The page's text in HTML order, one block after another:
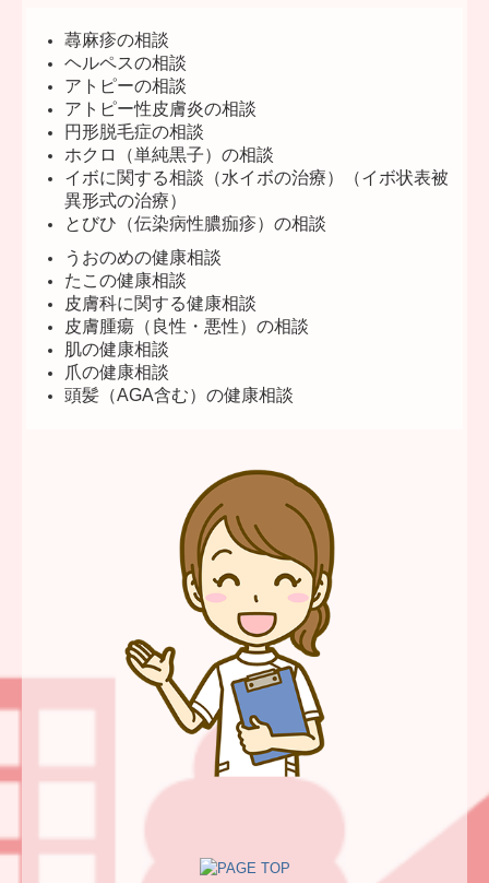
蕁麻疹の相談
ヘルペスの相談
アトピーの相談
アトピー性皮膚炎の相談
円形脱毛症の相談
ホクロ（単純黒子）の相談
イボに関する相談（水イボの治療）（イボ状表被
異形式の治療）
とびひ（伝染病性膿痂疹）の相談
うおのめの健康相談
たこの健康相談
皮膚科に関する健康相談
皮膚腫瘍（良性・悪性）の相談
肌の健康相談
爪の健康相談
頭髪（AGA含む）の健康相談